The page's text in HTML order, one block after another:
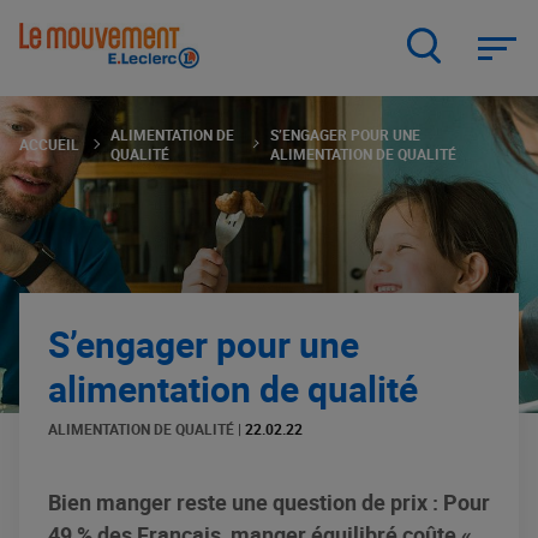
ACCUEIL
ALIMENTATION DE
QUALITÉ
S’ENGAGER POUR UNE
ALIMENTATION DE QUALITÉ
S’engager pour une
alimentation de qualité
ALIMENTATION DE QUALITÉ | 22.02.22
Bien manger reste une question de prix : Pour